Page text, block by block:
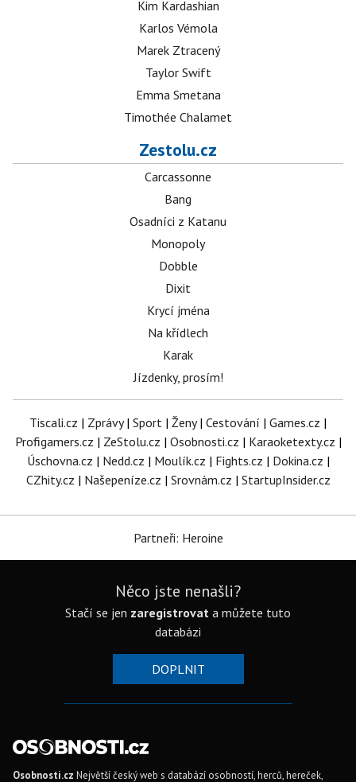
Kim Kardashian
Karlos Vémola
Marek Ztracený
Taylor Swift
Emma Smetana
Timothée Chalamet
Zestolu.cz
Carcassonne
Bang
Osadníci z Katanu
Monopoly
Dobble
Dixit
Krycí jména
Na křídlech
Karak
Jízdenky, prosím!
Tiscali.cz | Zprávy| Sport | Ženy| Cestování | Games.cz |
Profigamers.cz | ZeStolu.cz | Osobnosti.cz | Karaoketexty.cz |
Úschovna.cz | Nedd.cz | Moulík.cz | Fights.cz | Dokina.cz |
CZhity.cz | Našepeníze.cz | Srovnám.cz | StartupInsider.cz
Partneři: Heroine
Něco jste nenašli?
Stačí se jen zaregistrovat a můžete tuto
databázi
DOPLNIT
Osobnosti.cz Největší český web s databází osobností, herců, hereček,